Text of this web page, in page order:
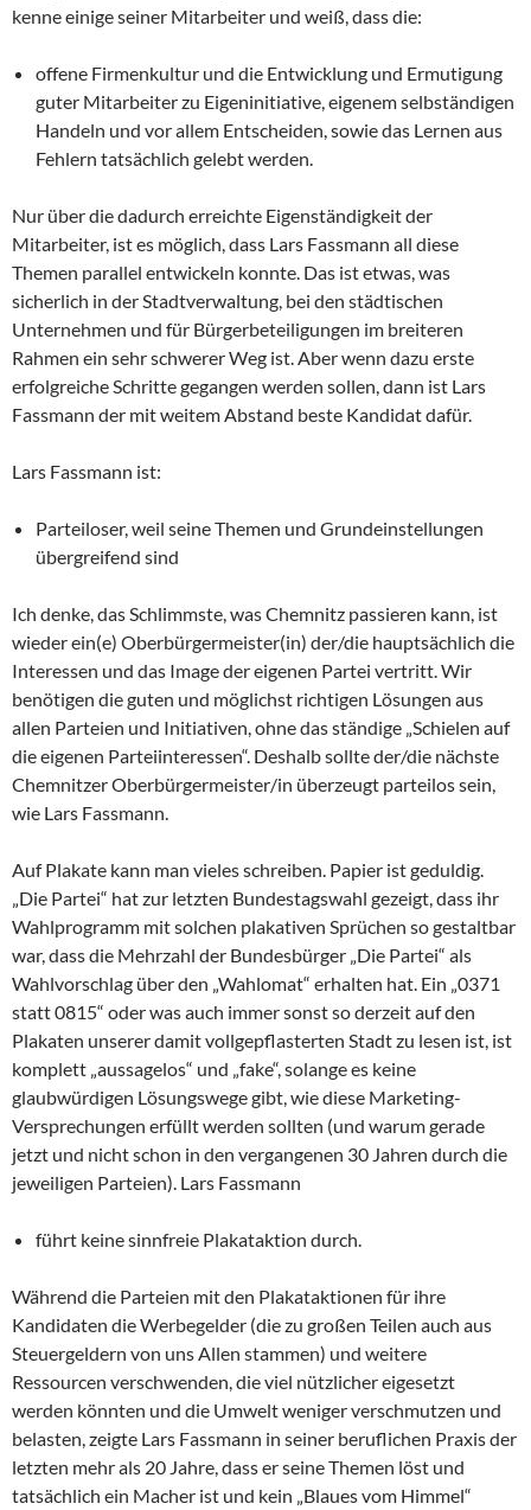
kenne einige seiner Mitarbeiter und weiß, dass die:
offene Firmenkultur und die Entwicklung und Ermutigung
guter Mitarbeiter zu Eigeninitiative, eigenem selbständigen
Handeln und vor allem Entscheiden, sowie das Lernen aus
Fehlern tatsächlich gelebt werden.
Nur über die dadurch erreichte Eigenständigkeit der
Mitarbeiter, ist es möglich, dass Lars Fassmann all diese
Themen parallel entwickeln konnte. Das ist etwas, was
sicherlich in der Stadtverwaltung, bei den städtischen
Unternehmen und für Bürgerbeteiligungen im breiteren
Rahmen ein sehr schwerer Weg ist. Aber wenn dazu erste
erfolgreiche Schritte gegangen werden sollen, dann ist Lars
Fassmann der mit weitem Abstand beste Kandidat dafür.
Lars Fassmann ist:
Parteiloser, weil seine Themen und Grundeinstellungen
übergreifend sind
Ich denke, das Schlimmste, was Chemnitz passieren kann, ist
wieder ein(e) Oberbürgermeister(in) der/die hauptsächlich die
Interessen und das Image der eigenen Partei vertritt. Wir
benötigen die guten und möglichst richtigen Lösungen aus
allen Parteien und Initiativen, ohne das ständige „Schielen auf
die eigenen Parteiinteressen“. Deshalb sollte der/die nächste
Chemnitzer Oberbürgermeister/in überzeugt parteilos sein,
wie Lars Fassmann.
Auf Plakate kann man vieles schreiben. Papier ist geduldig.
„Die Partei“ hat zur letzten Bundestagswahl gezeigt, dass ihr
Wahlprogramm mit solchen plakativen Sprüchen so gestaltbar
war, dass die Mehrzahl der Bundesbürger „Die Partei“ als
Wahlvorschlag über den „Wahlomat“ erhalten hat. Ein „0371
statt 0815“ oder was auch immer sonst so derzeit auf den
Plakaten unserer damit vollgepflasterten Stadt zu lesen ist, ist
komplett „aussagelos“ und „fake“, solange es keine
glaubwürdigen Lösungswege gibt, wie diese Marketing-
Versprechungen erfüllt werden sollten (und warum gerade
jetzt und nicht schon in den vergangenen 30 Jahren durch die
jeweiligen Parteien). Lars Fassmann
führt keine sinnfreie Plakataktion durch.
Während die Parteien mit den Plakataktionen für ihre
Kandidaten die Werbegelder (die zu großen Teilen auch aus
Steuergeldern von uns Allen stammen) und weitere
Ressourcen verschwenden, die viel nützlicher eigesetzt
werden könnten und die Umwelt weniger verschmutzen und
belasten, zeigte Lars Fassmann in seiner beruflichen Praxis der
letzten mehr als 20 Jahre, dass er seine Themen löst und
tatsächlich ein Macher ist und kein „Blaues vom Himmel“